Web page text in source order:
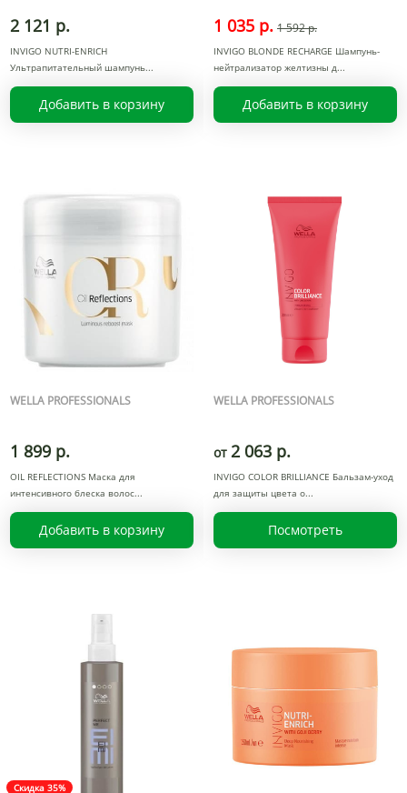
2 121 р.
INVIGO NUTRI-ENRICH
Ультрапитательный шампунь
Добавить в корзину
1 035 р. 1 592 р.
INVIGO BLONDE RECHARGE Шампунь-
нейтрализатор желтизны д
Добавить в корзину
WELLA PROFESSIONALS
1 899 р.
OIL REFLECTIONS Маска для
интенсивного блеска волос
Добавить в корзину
WELLA PROFESSIONALS
от 2 063 р.
INVIGO COLOR BRILLIANCE Бальзам-уход
для защиты цвета о
Посмотреть
Скидка 35%